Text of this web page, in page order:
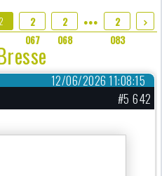
2
2
067
2
068
●●●
2
083
12/06/2026 11:08:15
#5 642